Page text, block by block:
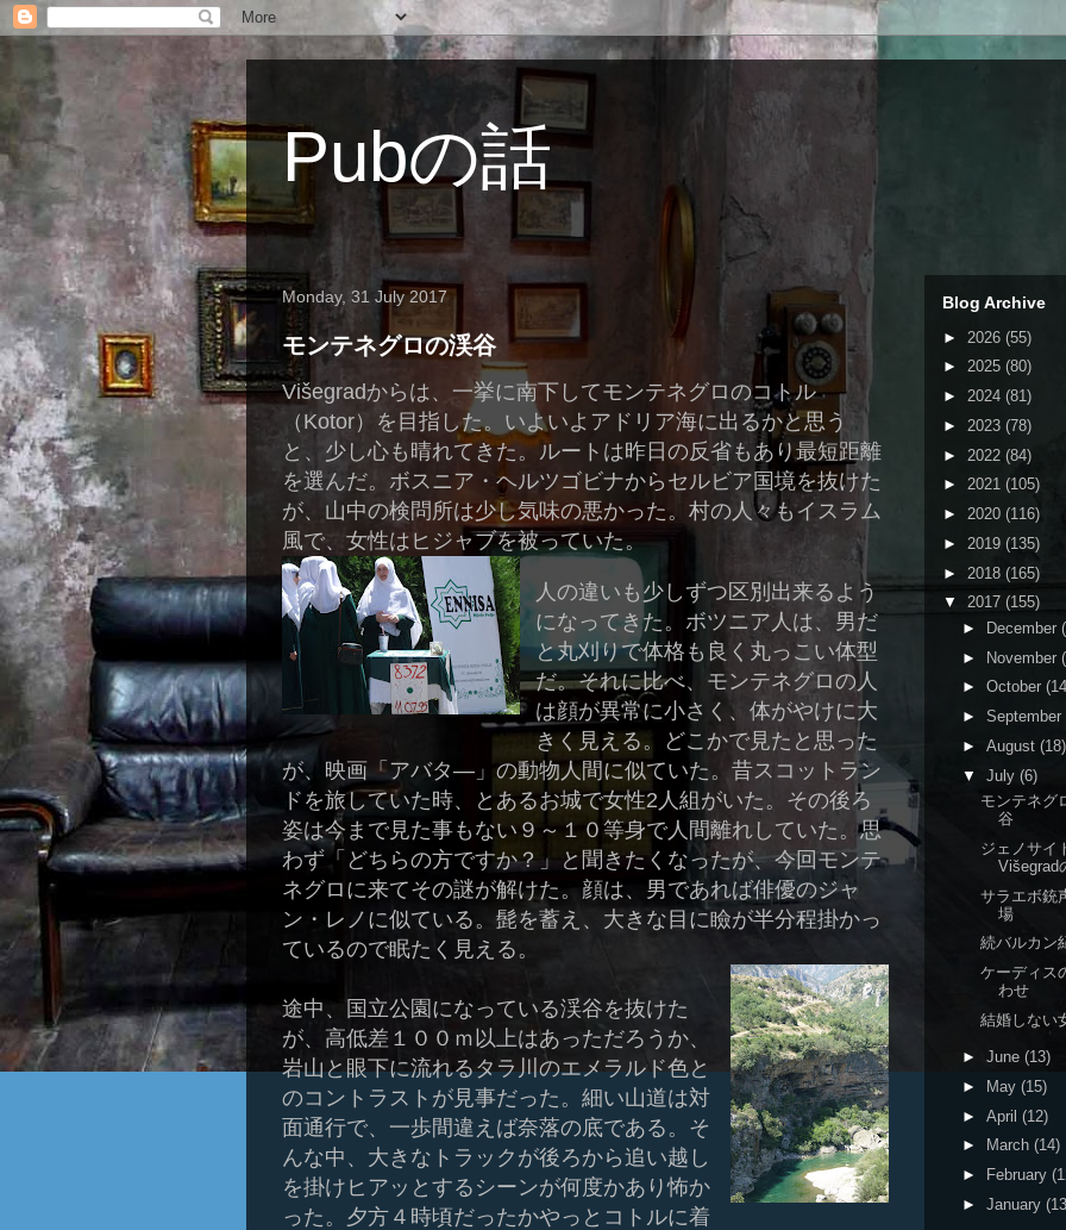
Pubの話
Monday, 31 July 2017
モンテネグロの渓谷
Višegradからは、一挙に南下してモンテネグロのコトル
（ Kotor）を目指した。いよいよアドリア海に出るかと思う
と、少し心も晴れてきた。ルートは昨日の反省もあり最短距離
を選んだ。ボスニア・ヘルツゴビナからセルビア国境を抜けた
が、山中の検問所は少し気味の悪かった。村の人々もイスラム
風で、女性はヒジャブを被っていた。
人の違いも少しずつ区別出来るよう
になってきた。ボツニア人は、男だ
と丸刈りで体格も良く丸っこい体型
だ。それに比べ、モンテネグロの人
は顔が異常に小さく、体がやけに大
きく見える。どこかで見たと思った
が、映画「アバタ― 」の動物人間に似ていた。昔スコットラン
ドを旅していた時、とあるお城で女性2 人組がいた。その後ろ
姿は今まで見た事もない９～１０等身で人間離れしていた。思
わず「どちらの方ですか？」と聞きたくなったが、今回モンテ
ネグロに来てその謎が解けた。顔は、男であれば俳優のジャ
ン・レノに似ている。髭を蓄え、大きな目に瞼が半分程掛かっ
ているので眠たく見える。
途中、国立公園になっている渓谷を抜けた
が、高低差１００ｍ以上はあっただろうか、
岩山と眼下に流れるタラ川のエメラルド色と
のコントラストが見事だった。細い山道は対
面通行で、一歩間違えば奈落の底である。そ
んな中、大きなトラックが後ろから追い越し
を掛けヒアッとするシーンが何度かあり怖か
った。夕方４時頃だったかやっとコトルに着
Blog Archive
► 2026 (55)
► 2025 (80)
► 2024 (81)
► 2023 (78)
► 2022 (84)
► 2021 (105)
► 2020 (116)
► 2019 (135)
► 2018 (165)
▼ 2017 (155)
►
December
► November
► October
► September
► August (18)
▼ July (6)
モンテネグ
谷
ジェノサイ
Višegrad
サラエボ銃
場
続バルカン
ケーディス
わせ
結婚しない
► June (13)
►
May (15)
► April (12)
►
March (14)
►
February
► January